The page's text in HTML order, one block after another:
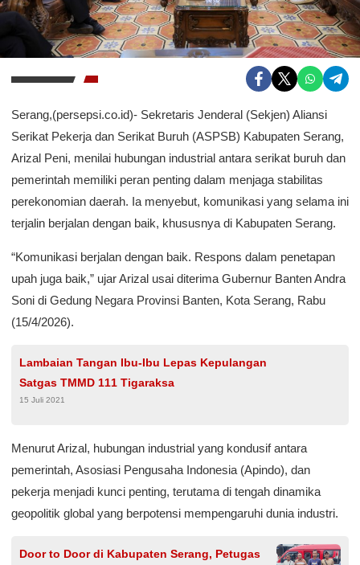
Serang,(persepsi.co.id)- Sekretaris Jenderal (Sekjen) Aliansi
Serikat Pekerja dan Serikat Buruh (ASPSB) Kabupaten Serang,
Arizal Peni, menilai hubungan industrial antara serikat buruh dan
pemerintah memiliki peran penting dalam menjaga stabilitas
perekonomian daerah. Ia menyebut, komunikasi yang selama ini
terjalin berjalan dengan baik, khususnya di Kabupaten Serang.
“Komunikasi berjalan dengan baik. Respons dalam penetapan
upah juga baik,” ujar Arizal usai diterima Gubernur Banten Andra
Soni di Gedung Negara Provinsi Banten, Kota Serang, Rabu
(15/4/2026).
Lambaian Tangan Ibu-Ibu Lepas Kepulangan
Satgas TMMD 111 Tigaraksa
15 Juli 2021
Menurut Arizal, hubungan industrial yang kondusif antara
pemerintah, Asosiasi Pengusaha Indonesia (Apindo), dan
pekerja menjadi kunci penting, terutama di tengah dinamika
geopolitik global yang berpotensi mempengaruhi dunia industri.
Door to Door di Kabupaten Serang, Petugas